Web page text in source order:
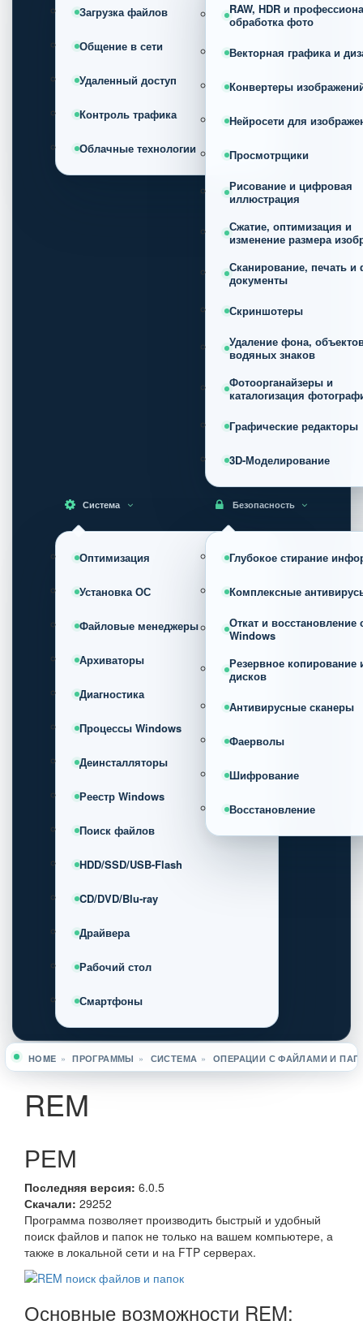
Загрузка файлов
Общение в сети
Удаленный доступ
Контроль трафика
Облачные технологии
RAW, HDR и
обработка фото
Векторная графика и
Конвертеры
Нейросети для
Просмотрщики
Рисование и цифровая
иллюстрация
Сжатие, оптимизация и
изменение размера
Сканирование, печать и
документы
Скриншотеры
Удаление фона,
водяных знаков
Фотоорганайзеры и
каталогизация
Графические редакторы
3D-Моделирование
Система
Оптимизация
Установка ОС
Файловые менеджеры
Архиваторы
Диагностика
Процессы Windows
Деинсталляторы
Реестр Windows
Поиск файлов
HDD/SSD/USB-Flash
CD/DVD/Blu-ray
Драйвера
Рабочий стол
Смартфоны
Безопасность
Глубокое стирание
Комплексные
Откат и восстановление
Windows
Резервное копирование
дисков
Антивирусные сканеры
Фаерволы
Шифрование
Восстановление
Вы здесь
HOME » ПРОГРАММЫ » СИСТЕМА » ОПЕРАЦИИ С ФАЙЛАМИ И
REM
РЕМ
Последняя версия: 6.0.5
Скачали: 29252
Программа позволяет производить быстрый и удобный
поиск файлов и папок не только на вашем компьютере, а
также в локальной сети и на FTP серверах.
Основные возможности REM: